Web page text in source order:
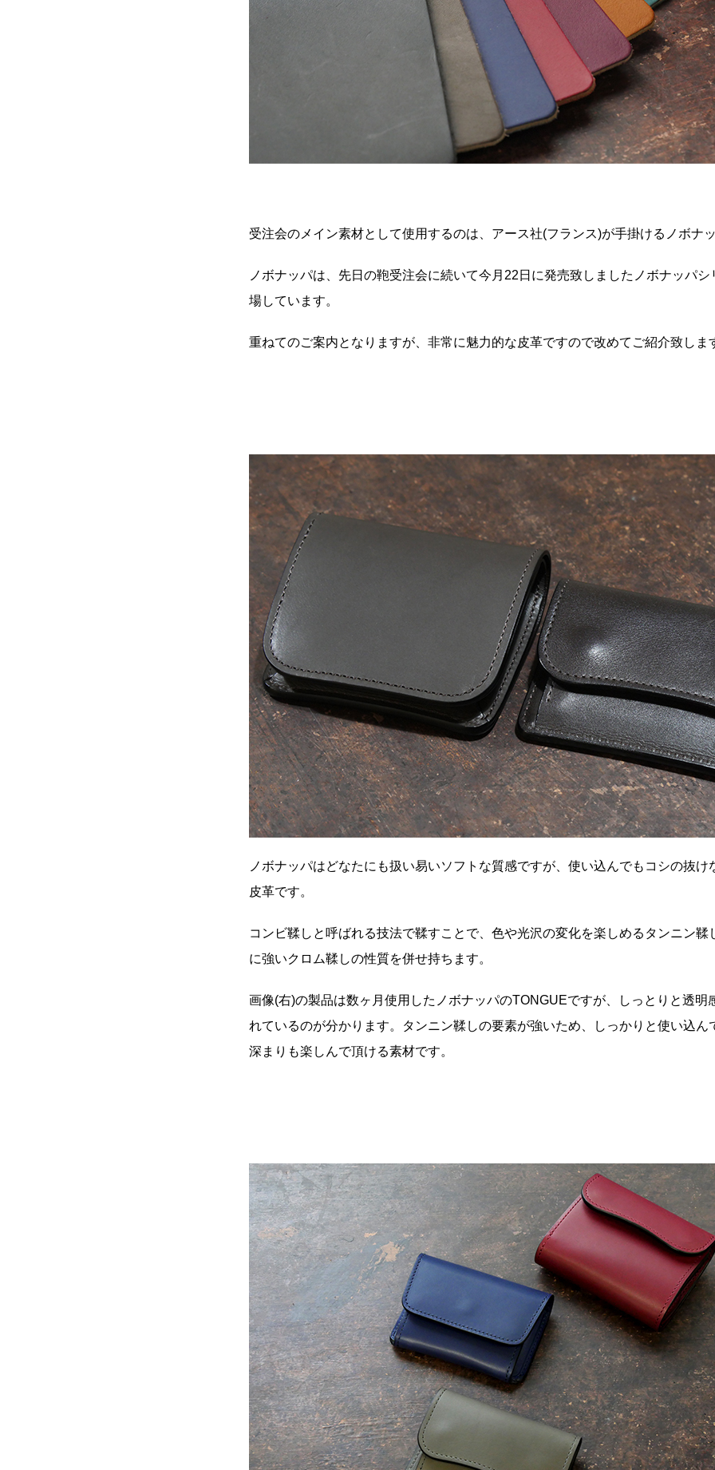
受注会のメイン素材として使用するのは、アース社(フランス)が手掛けるノボナ
ノボナッパは、先日の鞄受注会に続いて今月22日に発売致しましたノボナッパシ
場しています。
重ねてのご案内となりますが、非常に魅力的な皮革ですので改めてご紹介致しま
ノボナッパはどなたにも扱い易いソフトな質感ですが、使い込んでもコシの抜け
皮革です。
コンビ鞣しと呼ばれる技法で鞣すことで、色や光沢の変化を楽しめるタンニン鞣
に強いクロム鞣しの性質を併せ持ちます。
画像(右)の製品は数ヶ月使用したノボナッパのTONGUEですが、しっとりと透明
れているのが分かります。タンニン鞣しの要素が強いため、しっかりと使い込ん
深まりも楽しんで頂ける素材です。